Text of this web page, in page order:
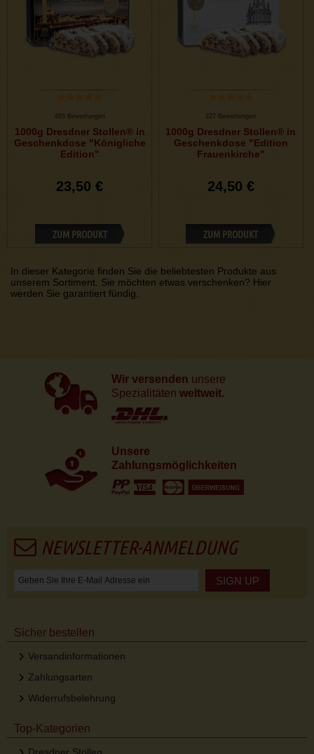
485 Bewertungen
1000g Dresdner Stollen® in
Geschenkdose "Königliche
Edition"
23,50 €
ZUM PRODUKT
227 Bewertungen
1000g Dresdner Stollen® in
Geschenkdose "Edition
Frauenkirche"
24,50 €
ZUM PRODUKT
In dieser Kategorie finden Sie die beliebtesten Produkte aus
unserem Sortiment. Sie möchten etwas verschenken? Hier
werden Sie garantiert fündig.
Wir versenden unsere
Spezialitäten weltweit.
Unsere
Zahlungsmöglichkeiten
NEWSLETTER-ANMELDUNG
SIGN UP
Sicher bestellen
Versandinformationen
Zahlungsarten
Widerrufsbelehrung
Top-Kategorien